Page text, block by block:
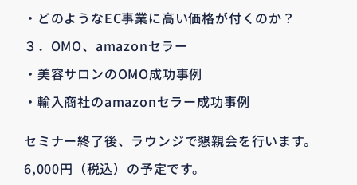
・どのようなEC事業に高い価格が付くのか？
３．OMO、amazonセラー
・美容サロンのOMO成功事例
・輸入商社のamazonセラー成功事例
セミナー終了後、ラウンジで懇親会を行います。
6,000円（税込）の予定です。